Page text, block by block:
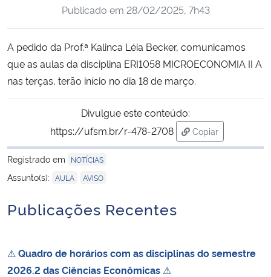
Ministério da Ciência, Tecnologia, Inovações e Comunicações
Ministério do Meio Ambiente
Ministério do Turismo
Ministério do Desenvolvimento Regional
Secretaria-Geral
Publicado em 28/02/2025, 7h43
A pedido da Prof.ª Kalinca Léia Becker, comunicamos
que as aulas da disciplina ERI1058 MICROECONOMIA II A
nas terças, terão início no dia 18 de março.
Divulgue este conteúdo:
https://ufsm.br/r-478-2708
Copiar
para área de
Registrado em
NOTÍCIAS
Assunto(s): AULA AVISO
Publicações Recentes
⚠ Quadro de horários com as disciplinas do semestre
2026.2 das Ciências Econômicas ⚠